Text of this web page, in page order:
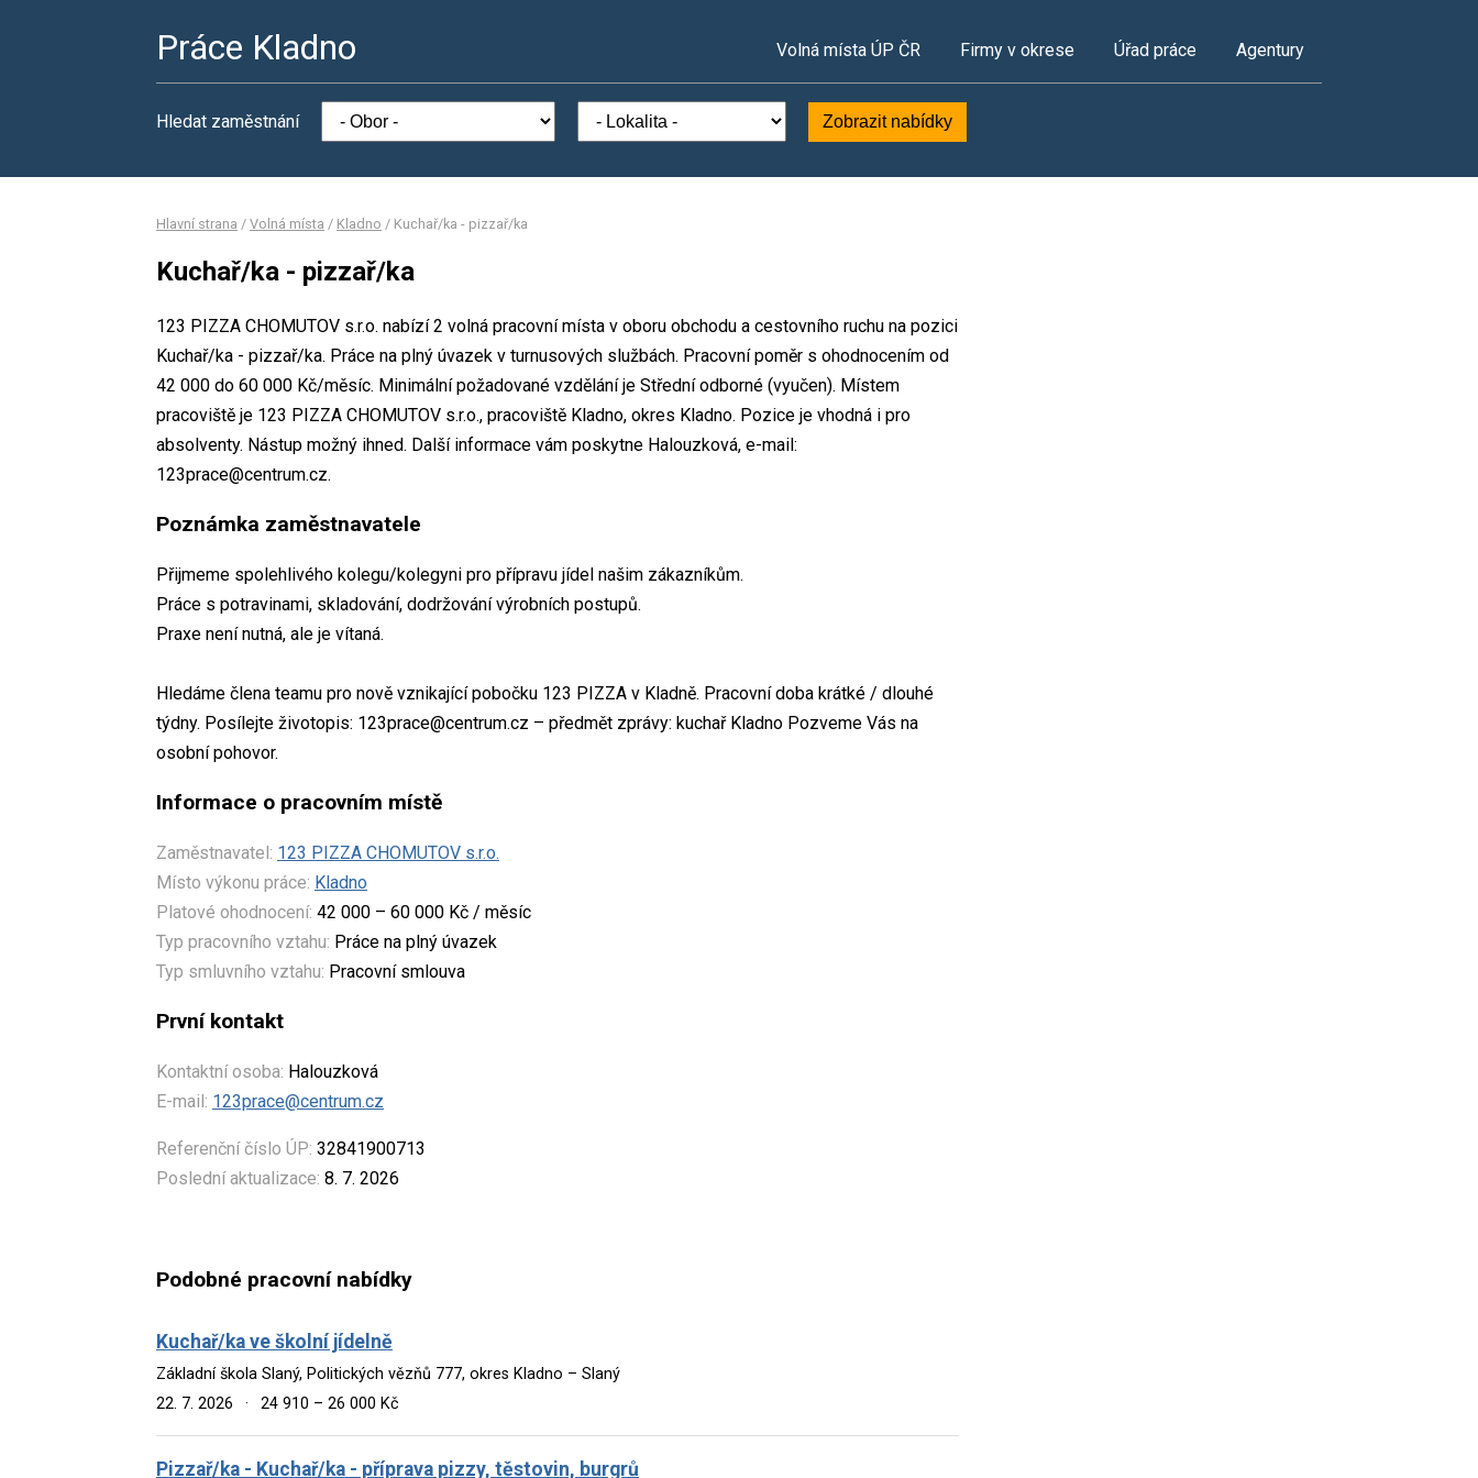
Práce Kladno Volná místa ÚP ČR Firmy v okrese Úřad práce Agentury
Hledat zaměstnání Zobrazit nabídky
Hlavní strana / Volná místa / Kladno / Kuchař/ka - pizzař/ka
Kuchař/ka - pizzař/ka
123 PIZZA CHOMUTOV s.r.o. nabízí 2 volná pracovní místa v oboru obchodu a cestovního ruchu na pozici
Kuchař/ka - pizzař/ka. Práce na plný úvazek v turnusových službách. Pracovní poměr s ohodnocením od
42 000 do 60 000 Kč/měsíc. Minimální požadované vzdělání je Střední odborné (vyučen). Místem
pracoviště je 123 PIZZA CHOMUTOV s.r.o., pracoviště Kladno, okres Kladno. Pozice je vhodná i pro
absolventy. Nástup možný ihned. Další informace vám poskytne Halouzková, e-mail:
123prace@centrum.cz.
Poznámka zaměstnavatele
Přijmeme spolehlivého kolegu/kolegyni pro přípravu jídel našim zákazníkům.
Práce s potravinami, skladování, dodržování výrobních postupů.
Praxe není nutná, ale je vítaná.
Hledáme člena teamu pro nově vznikající pobočku 123 PIZZA v Kladně. Pracovní doba krátké / dlouhé
týdny. Posílejte životopis: 123prace@centrum.cz – předmět zprávy: kuchař Kladno Pozveme Vás na
osobní pohovor.
Informace o pracovním místě
Zaměstnavatel: 123 PIZZA CHOMUTOV s.r.o.
Místo výkonu práce: Kladno
Platové ohodnocení: 42 000 – 60 000 Kč / měsíc
Typ pracovního vztahu: Práce na plný úvazek
Typ smluvního vztahu: Pracovní smlouva
První kontakt
Kontaktní osoba: Halouzková
E-mail: 123prace@centrum.cz
Referenční číslo ÚP: 32841900713
Poslední aktualizace: 8. 7. 2026
Podobné pracovní nabídky
Kuchař/ka ve školní jídelně
Základní škola Slaný, Politických vězňů 777, okres Kladno – Slaný
22. 7. 2026
· 24 910 – 26 000 Kč
Pizzař/ka - Kuchař/ka - příprava pizzy, těstovin, burgrů